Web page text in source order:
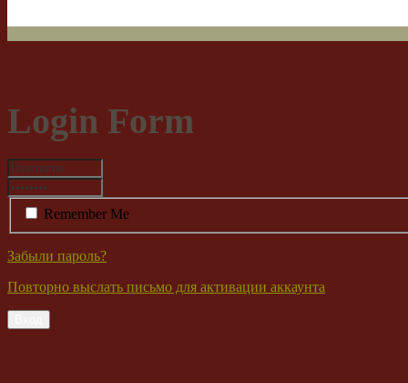
Login Form
Remember Me
Забыли пароль?
Повторно выслать письмо для активации аккаунта